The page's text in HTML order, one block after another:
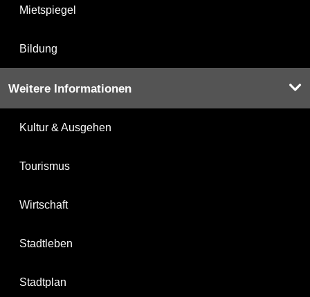
Mietspiegel
Bildung
Weitere Informationen
Kultur & Ausgehen
Tourismus
Wirtschaft
Stadtleben
Stadtplan